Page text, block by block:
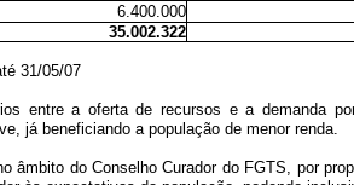
6.400.000
35.002.322
31/05/07
entre a oferta de recursos e a demanda
já beneficiando a população de menor renda.
âmbito do Conselho Curador do FGTS, por